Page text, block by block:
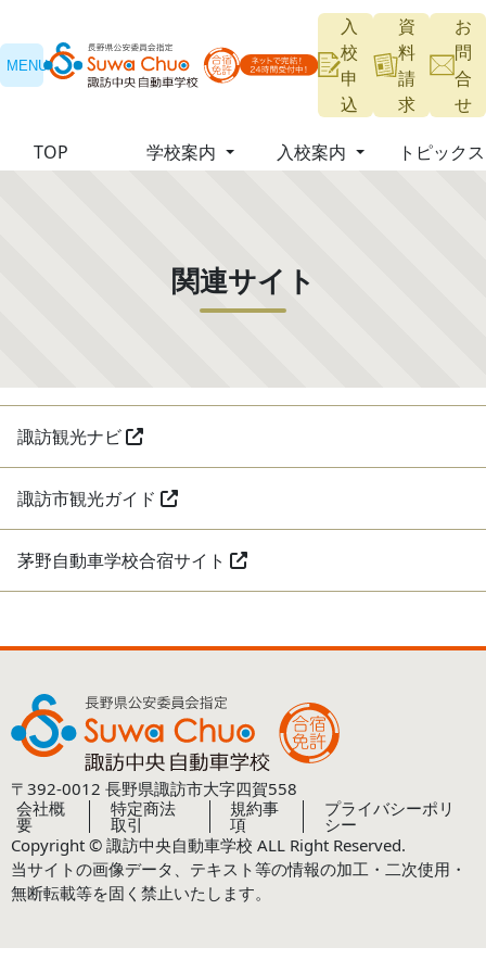
MENU
入
校
申
込
資
料
請
求
お
問
合
せ
TOP
学校案内
宿泊施設・周辺環境
入校案内
入校時の持ち物
トピックス
関連サイト
諏訪観光ナビ
諏訪市観光ガイド
茅野自動車学校合宿サイト
〒392-0012 長野県諏訪市大字四賀558
会社概
要
特定商法
取引
規約事
項
プライバシーポリ
シー
Copyright © 諏訪中央自動車学校 ALL Right Reserved.
当サイトの画像データ、テキスト等の情報の加工・二次使用・
無断転載等を固く禁止いたします。